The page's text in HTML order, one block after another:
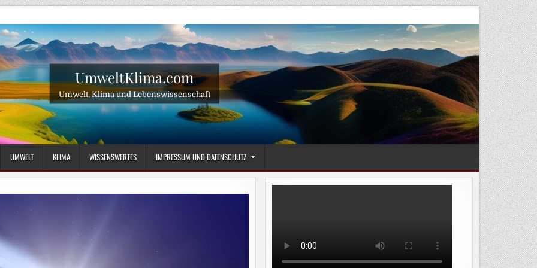
UmweltKlima.com
Umwelt, Klima und Lebenswissenschaft
UMWELT KLIMA WISSENSWERTES IMPRESSUM UND DATENSCHUTZ